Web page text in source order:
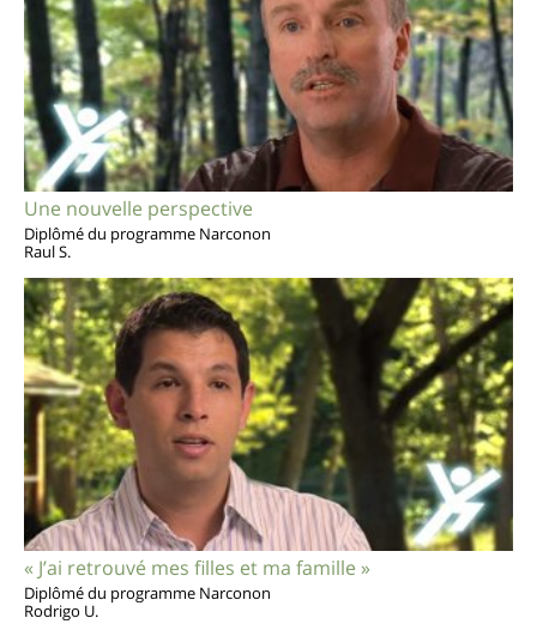
Une nouvelle perspective
Diplômé du programme Narconon
Raul S.
« J’ai retrouvé mes filles et ma famille »
Diplômé du programme Narconon
Rodrigo U.